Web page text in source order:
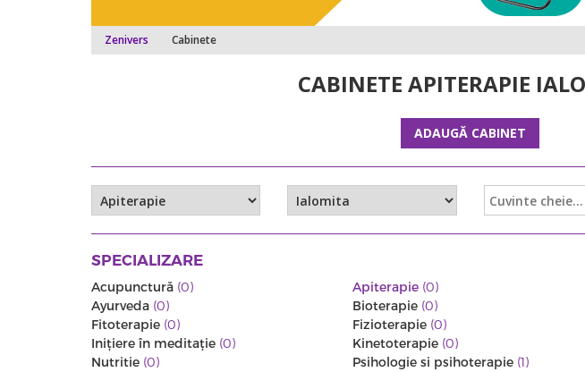
Zenivers Cabinete
CABINETE APITERAPIE
ADAUGĂ CABINET
SPECIALIZARE
Acupunctură (0) Apiterapie (0)
Ayurveda (0) Bioterapie (0)
Fitoterapie (0) Fizioterapie (0)
Iniţiere în meditaţie (0) Kinetoterapie (0)
Nutritie (0) Psihologie si psihoterapie (1)